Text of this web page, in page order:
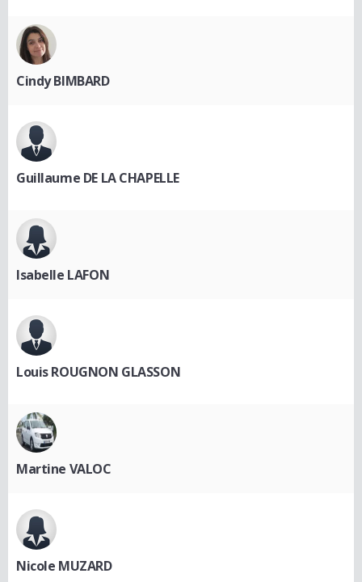
Cindy BIMBARD
Guillaume DE LA CHAPELLE
Isabelle LAFON
Louis ROUGNON GLASSON
Martine VALOC
Nicole MUZARD